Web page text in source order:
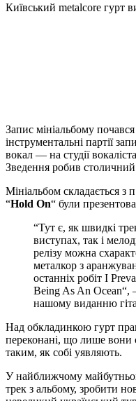
Київський metalcore гурт
Запис мініальбому
інструментальні партії
вокал — на студії вокаліста
Зведення робив
Мініальбом складається з
“Hold On“ були
“Тут є, як швидкі
виступах, так і
релізу можна
металкор з
останніх робіт I
Being As An Ocean“,
нашому виданню
Над обкладинкою гурт
переконані, що лише вони
таким, як собі уявляють.
У найближчому
трек з альбому, зробити